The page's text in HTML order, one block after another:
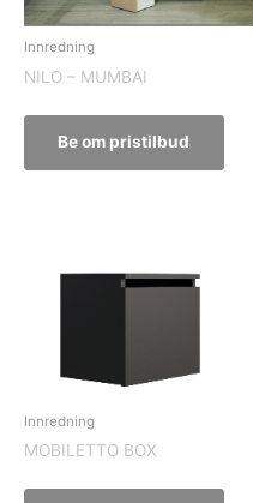
Innredning
NILO – MUMBAI
Be om pristilbud
Innredning
MOBILETTO BOX